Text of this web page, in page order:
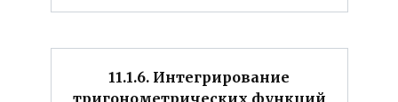
11.1.6. Интегрирование
тригонометрических функций